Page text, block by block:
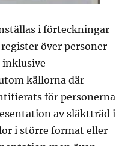
i förteckningar
över personer
källorna där
för personerna
av släktträd i
i större format eller